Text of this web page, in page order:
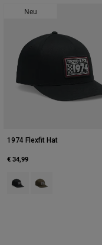
Neu
1974 Flexfit Hat
€ 34,99
Product swatch type of
Product swatch